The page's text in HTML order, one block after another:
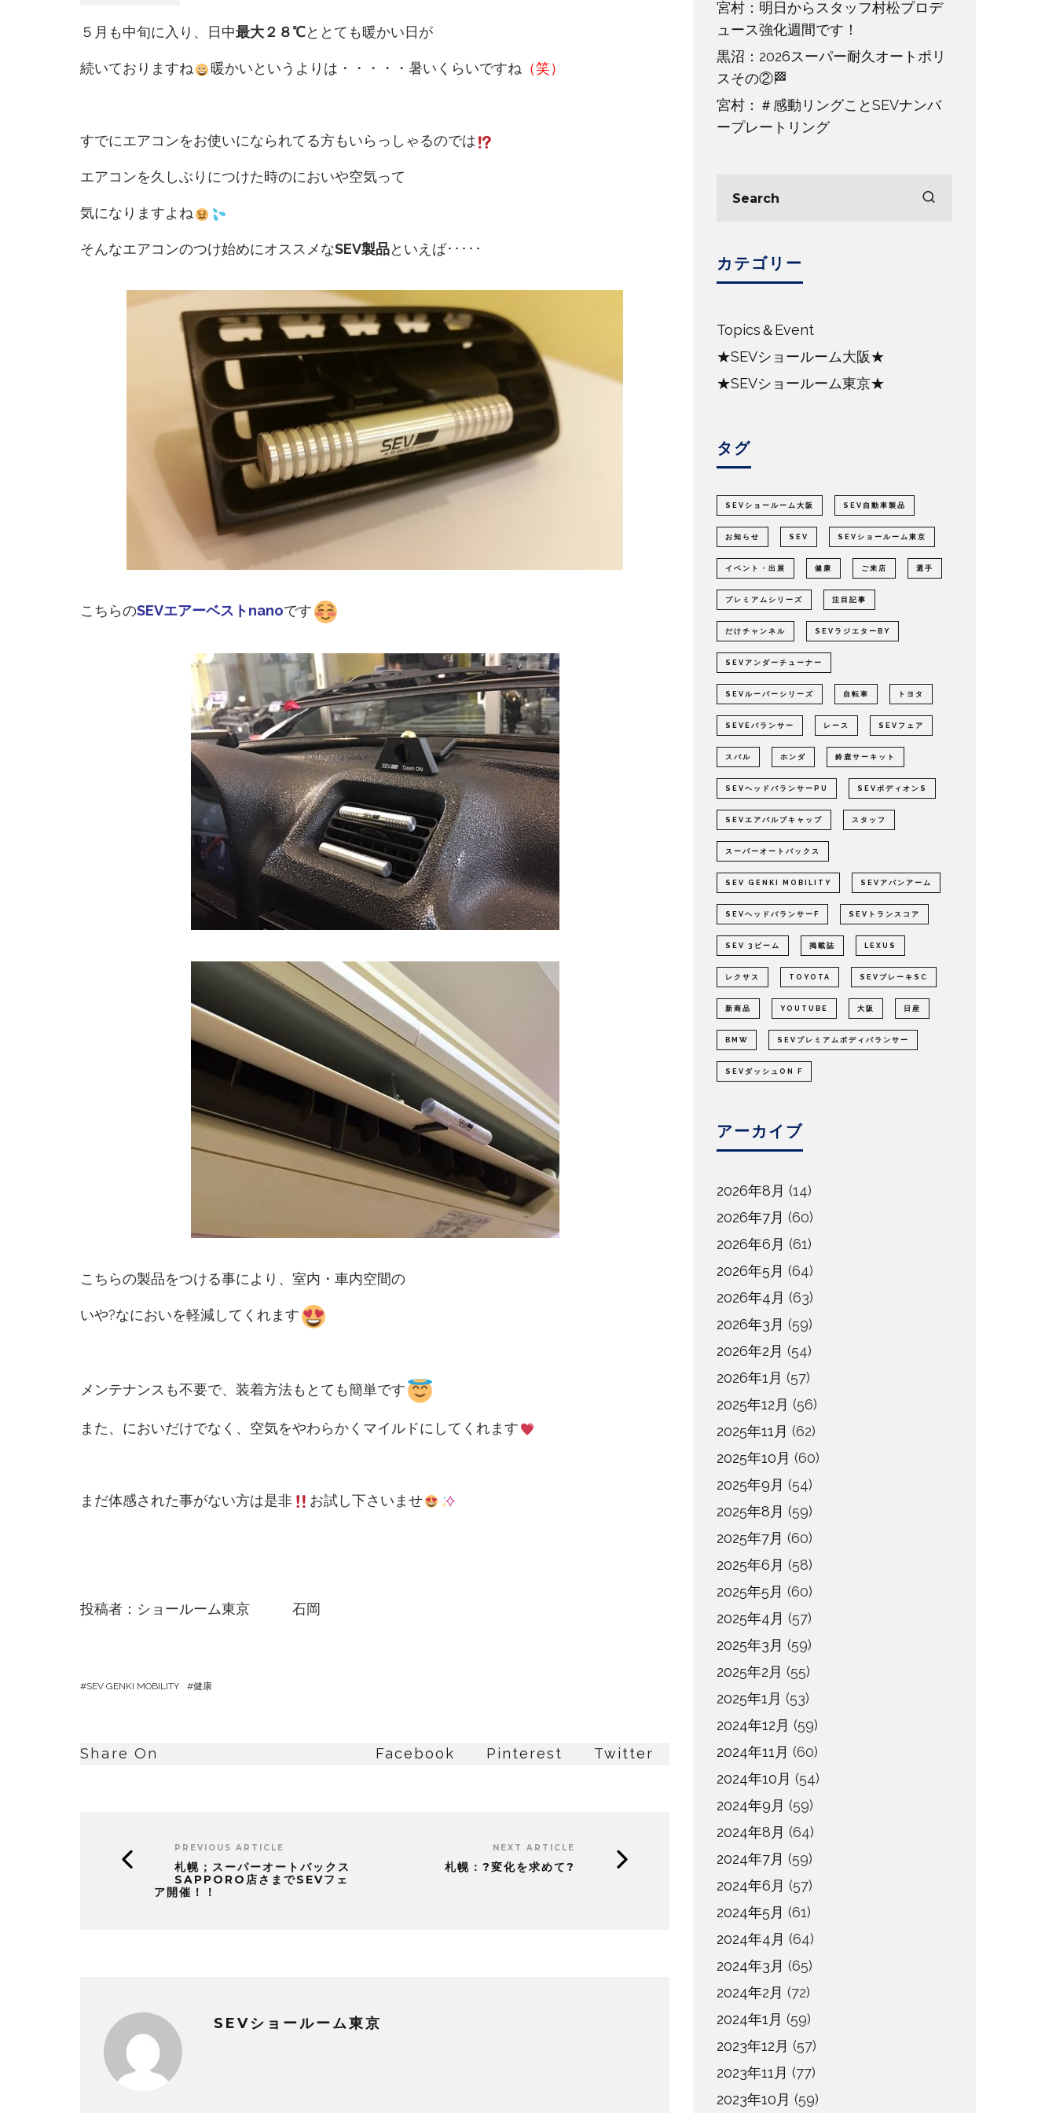
５月も中旬に入り、日中最大２８℃ととても暖かい日が
続いておりますね 暖かいというよりは・・・・・暑いくらいですね （笑）
すでにエアコンをお使いになられてる方もいらっしゃるのでは
エアコンを久しぶりにつけた時のにおいや空気って
気になりますよね
そんなエアコンのつけ始めにオススメなSEV製品といえば･････
こちらのSEVエアーベストnanoです
こちらの製品をつける事により、室内・車内空間の
いや?なにおいを軽減してくれます
メンテナンスも不要で、装着方法もとても簡単です
また、においだけでなく、空気をやわらかくマイルドにしてくれます
まだ体感された事がない方は是非 お試し下さいませ
投稿者：ショールーム東京 石岡
SEV GENKI MOBILITY 健康
Share On Facebook Pinterest Twitter
PREVIOUS ARTICLE
札幌；スーパーオートバックス
SAPPORO店さまでSEVフェ
ア開催！！
NEXT ARTICLE
札幌：?変化を求めて?
SEVショールーム東京
宮村：明日からスタッフ村松プロデ
ュース強化週間です！
黒沼：2026スーパー耐久オートポリ
スその②🏁
宮村：＃感動リングことSEVナンバ
ープレートリング
カテゴリー
Topics＆Event
★SEVショールーム大阪★
★SEVショールーム東京★
タグ
SEVショールーム大阪 SEV自動車製品
お知らせ SEV SEVショールーム東京
イベント・出展 健康 ご来店 選手
プレミアムシリーズ 注目記事
だけチャンネル SEVラジエターBY
SEVアンダーチューナー
SEVルーパーシリーズ 自転車 トヨタ
SEVEバランサー レース SEVフェア
スバル ホンダ 鈴鹿サーキット
SEVヘッドバランサーPU SEVボディオンS
SEVエアバルブキャップ スタッフ
スーパーオートバックス
SEV GENKI MOBILITY SEVアバンアーム
SEVヘッドバランサーF SEVトランスコア
SEV 3ビーム 掲載誌 LEXUS
レクサス TOYOTA SEVブレーキSC
新商品 YOUTUBE 大阪 日産
BMW SEVプレミアムボディバランサー
SEVダッシュON F
アーカイブ
2026年8月 (14)
2026年7月 (60)
2026年6月 (61)
2026年5月 (64)
2026年4月 (63)
2026年3月 (59)
2026年2月 (54)
2026年1月 (57)
2025年12月 (56)
2025年11月 (62)
2025年10月 (60)
2025年9月 (54)
2025年8月 (59)
2025年7月 (60)
2025年6月 (58)
2025年5月 (60)
2025年4月 (57)
2025年3月 (59)
2025年2月 (55)
2025年1月 (53)
2024年12月 (59)
2024年11月 (60)
2024年10月 (54)
2024年9月 (59)
2024年8月 (64)
2024年7月 (59)
2024年6月 (57)
2024年5月 (61)
2024年4月 (64)
2024年3月 (65)
2024年2月 (72)
2024年1月 (59)
2023年12月 (57)
2023年11月 (77)
2023年10月 (59)